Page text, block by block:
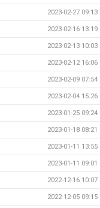
2023-02-27 09:13
2023-02-16 13:19
2023-02-13 10:03
2023-02-12 16:06
2023-02-09 07:54
2023-02-04 15:26
2023-01-25 09:24
2023-01-18 08:21
2023-01-11 13:55
2023-01-11 09:01
2022-12-16 10:07
2022-12-05 09:15